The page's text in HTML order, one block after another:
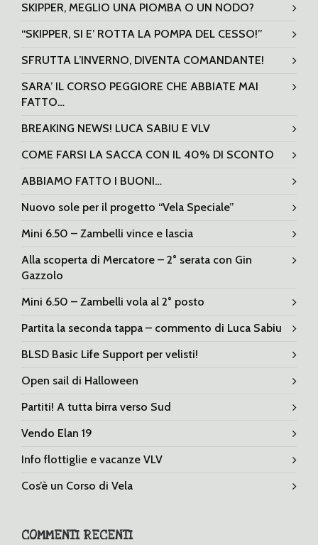
SKIPPER, MEGLIO UNA PIOMBA O UN NODO?
“SKIPPER, SI E’ ROTTA LA POMPA DEL CESSO!”
SFRUTTA L’INVERNO, DIVENTA COMANDANTE!
SARA’ IL CORSO PEGGIORE CHE ABBIATE MAI
FATTO…
BREAKING NEWS! LUCA SABIU E VLV
COME FARSI LA SACCA CON IL 40% DI SCONTO
ABBIAMO FATTO I BUONI…
Nuovo sole per il progetto “Vela Speciale”
Mini 6.50 – Zambelli vince e lascia
Alla scoperta di Mercatore – 2° serata con Gin
Gazzolo
Mini 6.50 – Zambelli vola al 2° posto
Partita la seconda tappa – commento di Luca Sabiu
BLSD Basic Life Support per velisti!
Open sail di Halloween
Partiti! A tutta birra verso Sud
Vendo Elan 19
Info flottiglie e vacanze VLV
Cos’è un Corso di Vela
COMMENTI RECENTI